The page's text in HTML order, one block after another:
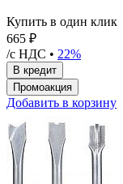
Купить в один клик
665 ₽
/с НДС • 22%
Добавить в корзину